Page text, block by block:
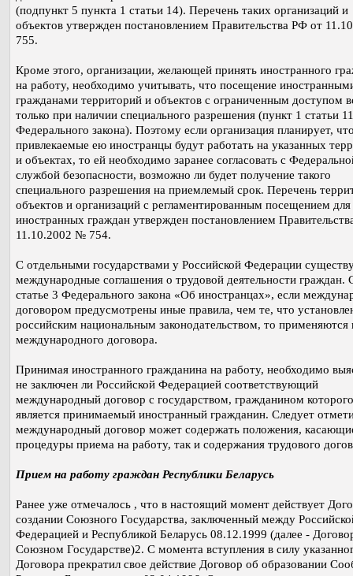
(подпункт 5 пункта 1 статьи 14). Перечень таких организаций и
объектов утвержден постановлением Правительства РФ от
755.
Кроме этого, организации, желающей принять иностранного
на работу, необходимо учитывать, что посещение
гражданами территорий и объектов с ограниченным доступом
только при наличии специального разрешения (пункт 1 статьи 11
Федерального закона). Поэтому если организация планирует,
привлекаемые ею иностранцы будут работать на указанных
и объектах, то ей необходимо заранее согласовать с
службой безопасности, возможно ли будет получение такого
специального разрешения на приемлемый срок. Перечень
объектов и организаций с регламентированным посещением для
иностранных граждан утвержден постановлением
11.10.2002 № 754.
С отдельными государствами у Российской Федерации
международные соглашения о трудовой деятельности граждан.
статье 3 Федерального закона «Об иностранцах», если
договором предусмотрены иные правила, чем те, что
российским национальным законодательством, то применяются
международного договора.
Принимая иностранного гражданина на работу, необходимо
не заключен ли Российской Федерацией соответствующий
международный договор с государством, гражданином которого
является принимаемый иностранный гражданин. Следует
международный договор может содержать положения,
процедуры приема на работу, так и содержания трудового
Прием на работу граждан Республики Беларусь
Ранее уже отмечалось , что в настоящий момент действует
создании Союзного Государства, заключенный между
Федерацией и Республикой Беларусь 08.12.1999 (далее -
Союзном Государстве)2. С момента вступления в силу
Договора прекратил свое действие Договор об образовании